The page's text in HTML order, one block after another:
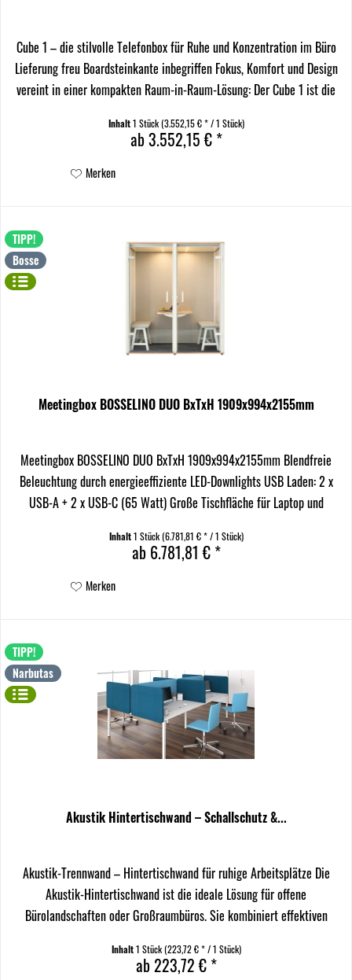
Cube 1 – die stilvolle Telefonbox für Ruhe und Konzentration im Büro
Lieferung freu Boardsteinkante inbegriffen Fokus, Komfort und Design
vereint in einer kompakten Raum-in-Raum-Lösung: Der Cube 1 ist die
Inhalt1 Stück(3.552,15 € * / 1 Stück)
ab 3.552,15 € *
Merken
TIPP!
Bosse
Meetingbox BOSSELINO DUO BxTxH 1909x994x2155mm
Meetingbox BOSSELINO DUO BxTxH 1909x994x2155mm Blendfreie
Beleuchtung durch energieeffiziente LED-Downlights USB Laden: 2 x
USB-A + 2 x USB-C (65 Watt) Große Tischfläche für Laptop und
Inhalt1 Stück(6.781,81 € * / 1 Stück)
ab 6.781,81 € *
Merken
TIPP!
Narbutas
Akustik Hintertischwand – Schallschutz &...
Akustik-Trennwand – Hintertischwand für ruhige Arbeitsplätze Die
Akustik-Hintertischwand ist die ideale Lösung für offene
Bürolandschaften oder Großraumbüros. Sie kombiniert effektiven
Inhalt1 Stück(223,72 € * / 1 Stück)
ab 223,72 € *